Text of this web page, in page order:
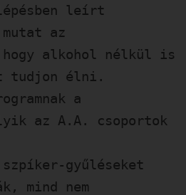
leírt
az
alkohol nélkül is
tudjon élni.
a
az A.A. csoportok
gyűléseket
mind nem